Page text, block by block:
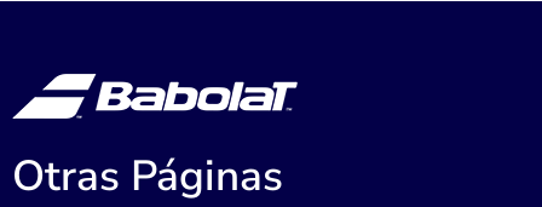
Otras Páginas